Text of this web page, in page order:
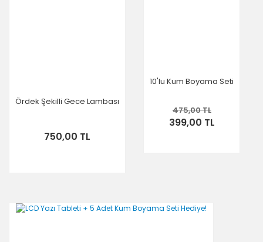
Ördek Şekilli Gece Lambası
750,00 TL
10'lu Kum Boyama Seti
475,00 TL
399,00 TL